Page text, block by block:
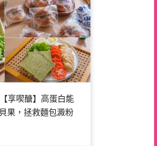
享喫醣】高蛋白能
果，拯救麵包澱粉